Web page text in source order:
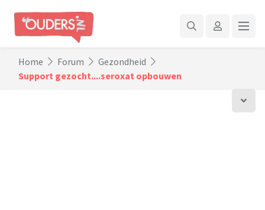
Home Forum
Gezondheid
Support gezocht....seroxat opbouwen